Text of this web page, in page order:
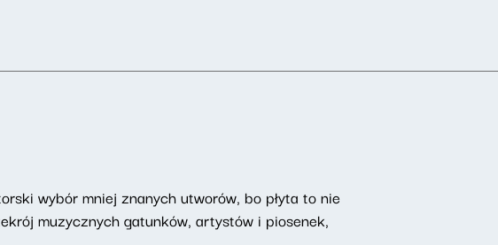
wybór mniej znanych utworów, bo płyta to nie
muzycznych gatunków, artystów i piosenek,